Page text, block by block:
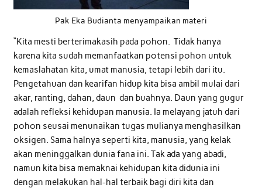
Pak Eka Budianta menyampaikan materi
“Kita mesti berterimakasih pada pohon. Tidak hanya
karena kita sudah memanfaatkan potensi pohon untuk
kemaslahatan kita, umat manusia, tetapi lebih dari itu.
Pengetahuan dan kearifan hidup kita bisa ambil mulai dari
akar, ranting, dahan, daun dan buahnya. Daun yang gugur
adalah refleksi kehidupan manusia. Ia melayang jatuh dari
pohon seusai menunaikan tugas mulianya menghasilkan
oksigen. Sama halnya seperti kita, manusia, yang kelak
akan meninggalkan dunia fana ini. Tak ada yang abadi,
namun kita bisa memaknai kehidupan kita didunia ini
dengan melakukan hal-hal terbaik bagi diri kita dan